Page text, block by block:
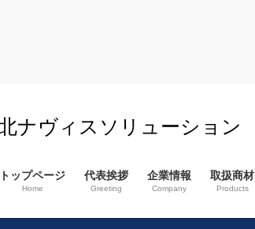
ナヴィスソリューション
トップページ
Home
代表挨拶
Greeting
企業情報
Company
取扱商材
Products